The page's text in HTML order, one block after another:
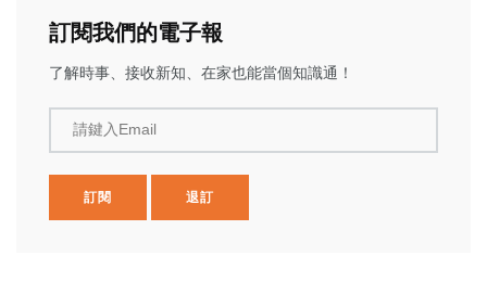
訂閱我們的電子報
了解時事、接收新知、在家也能當個知識通！
請鍵入Email
訂閱 退訂